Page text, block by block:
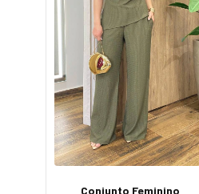
Conjunto Feminino